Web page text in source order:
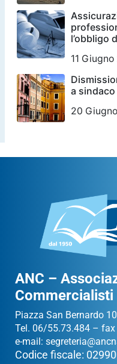
l’obbligo
11 Giugno
a sindaco
20
ANC –
Commercialisti
Piazza San Bernardo
Tel. 06/55.73.484 –
e-mail:
Codice fiscale: